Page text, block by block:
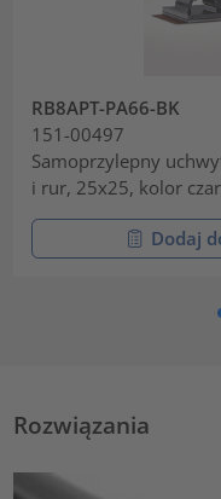
RB8APT-PA66-BK
151-00497
Samoprzylepny
i rur, 25x25, kolor
Dodaj
Rozwiązania